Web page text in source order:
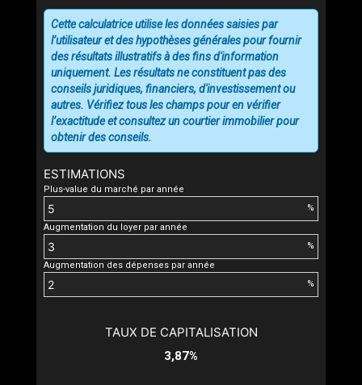
ESTIMATIONS
Plus-value du marché par année
%
Augmentation du loyer par année
%
Augmentation des dépenses par année
%
Cette calculatrice utilise les données saisies par
l’utilisateur et des hypothèses générales pour fournir
des résultats illustratifs à des fins d'information
uniquement. Les résultats ne constituent pas des
conseils juridiques, financiers, d'investissement ou
autres. Vérifiez tous les champs pour en vérifier
l’exactitude et consultez un courtier immobilier pour
obtenir des conseils.
TAUX DE CAPITALISATION
3,87%